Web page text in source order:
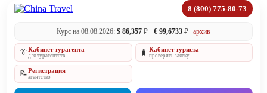
8 (800) 775-80-73
Курс на 08.08.2026: $ 86,357 ₽ · € 99,6733 ₽ архив
👔Кабинет турагента
для турагентств 🧳 Кабинет туриста
проверить заявку
📝Регистрация
агентство